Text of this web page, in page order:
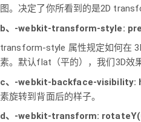
图。决定了你所看到的是2D
b、-webkit-transform-style:
transform-style 属性规定如何在
素。默认flat（平的），我们3D效
c、-webkit-backface-visibility:
素旋转到背面后的样子。
d、-webkit-transform: